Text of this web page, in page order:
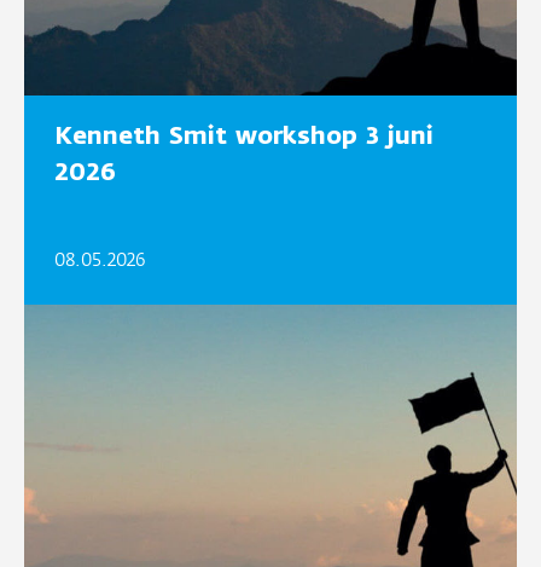
Kenneth Smit workshop 3 juni
2026
08.05.2026